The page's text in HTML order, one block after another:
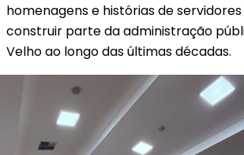
homenagens e histórias de
construir parte da administração
Velho ao longo das últimas décadas.